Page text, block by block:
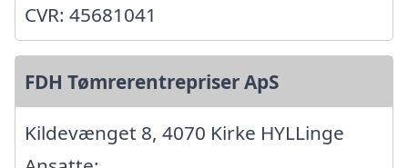
CVR: 45681041
FDH Tømrerentrepriser ApS
Kildevænget 8, 4070 Kirke HYLLinge